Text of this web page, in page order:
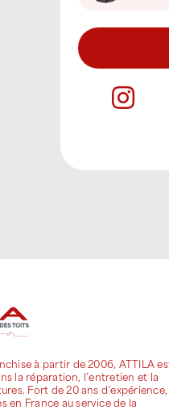
à partir de 2006, ATTILA
la réparation, l’entretien et la
Fort de 20 ans
en France au service de la